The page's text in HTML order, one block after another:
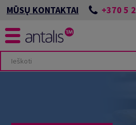
MŪSŲ KONTAKTAI +370 5